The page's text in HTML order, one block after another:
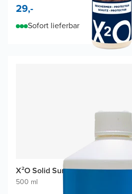
29,-
Sofort lieferbar
X²O Solid Surface Reiniger
500 ml